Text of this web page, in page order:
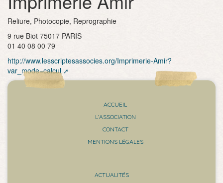
Reliure, Photocopie, Reprographie
9 rue Biot 75017 PARIS
01 40 08 00 79
http://www.lesscriptesassocies.org/Imprimerie-Amir?
var_mode=calcul
ACCUEIL
L’ASSOCIATION
CONTACT
MENTIONS LÉGALES
ACTUALITÉS